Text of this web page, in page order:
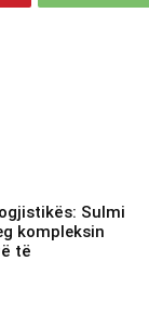
Sulmi
kompleksin
të